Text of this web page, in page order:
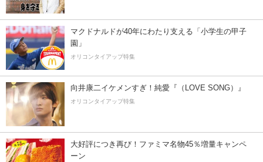
マクドナルドが40年にわたり支える「小学生の甲子
園」
オリコンタイアップ特集
向井康二イケメンすぎ！純愛『（LOVE SONG）』
オリコンタイアップ特集
大好評につき再び！ファミマ名物45％増量キャンペ
ーン